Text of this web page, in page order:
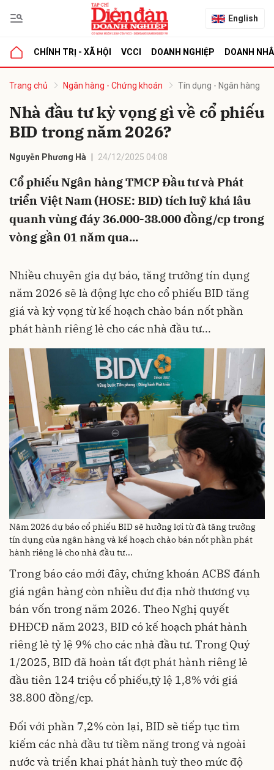
English
CHÍNH TRỊ - XÃ HỘI VCCI DOANH NGHIỆP DOANH
Trang chủ Ngân hàng - Chứng khoán Tín dụng - Ngân hàng
Nhà đầu tư kỳ vọng gì về cổ phiếu
BID trong năm 2026?
Nguyễn Phương Hà 24/12/2025 04:08
Cổ phiếu Ngân hàng TMCP Đầu tư và Phát
triển Việt Nam (HOSE: BID) tích luỹ khá lâu
quanh vùng đáy 36.000-38.000 đồng/cp trong
vòng gần 01 năm qua...
Nhiều chuyên gia dự báo, tăng trưởng tín dụng
năm 2026 sẽ là động lực cho cổ phiếu BID tăng
giá và kỳ vọng từ kế hoạch chào bán nốt phần
phát hành riêng lẻ cho các nhà đầu tư...
Năm 2026 dự báo cổ phiếu BID sẽ hưởng lợi từ đà tăng trưởng
tín dụng của ngân hàng và kế hoạch chào bán nốt phần phát
hành riêng lẻ cho nhà đầu tư...
Trong báo cáo mới đây, chứng khoán ACBS đánh
giá ngân hàng còn nhiều dư địa nhờ thương vụ
bán vốn trong năm 2026. Theo Nghị quyết
ĐHĐCĐ năm 2023, BID có kế hoạch phát hành
riêng lẻ tỷ lệ 9% cho các nhà đầu tư. Trong Quý
1/2025, BID đã hoàn tất đợt phát hành riêng lẻ
đầu tiên 124 triệu cổ phiếu,tỷ lệ 1,8% với giá
38.800 đồng/cp.
Đối với phần 7,2% còn lại, BID sẽ tiếp tục tìm
kiếm các nhà đầu tư tiềm năng trong và ngoài
nước và triển khai phát hành tuỳ theo mức độ
luận
Hủy